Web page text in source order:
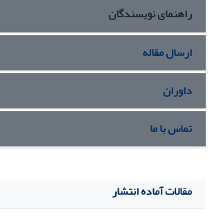
راهنمای نویسندگان
ارسال مقاله
داوران
تماس با ما
مقالات آماده انتشار